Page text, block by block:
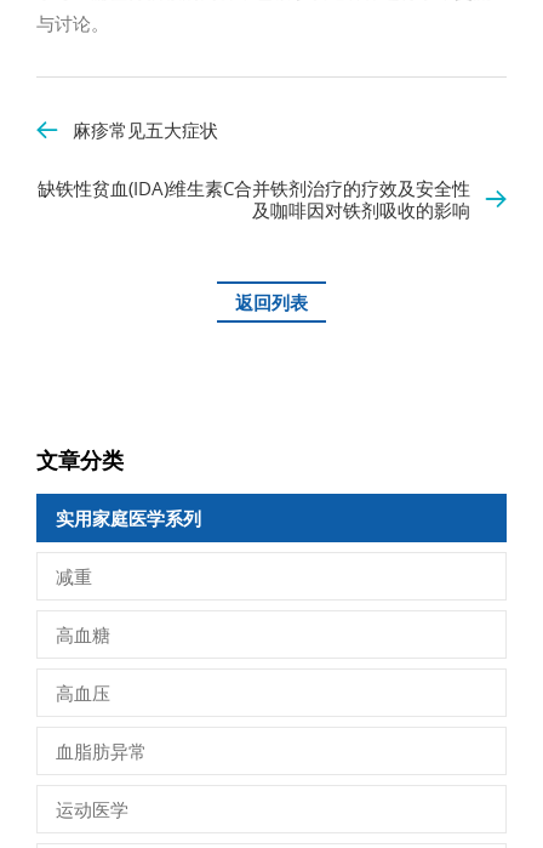
与讨论。
麻疹常见五大症状
缺铁性贫血(IDA)维生素C合并铁剂治疗的疗效及安全性
及咖啡因对铁剂吸收的影响
返回列表
文章分类
实用家庭医学系列
减重
高血糖
高血压
血脂肪异常
运动医学